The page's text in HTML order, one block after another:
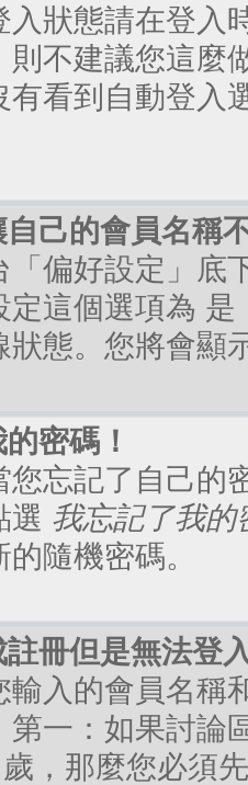
入狀態請在登入
則不建議您這麼
有看到自動登入
己的會員名稱
「偏好設定」底
定這個選項為 是
狀態。您將會顯
密碼！
您忘記了自己的
選 我忘記了我的
隨機密碼。
冊但是無法登
輸入的會員名稱
第一：如果討論
，那麼您必須